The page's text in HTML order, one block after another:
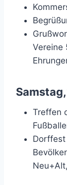
Vereine
Treffen